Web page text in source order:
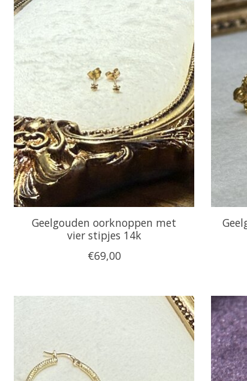
Geelgouden oorknoppen met
vier stipjes 14k
€69,00